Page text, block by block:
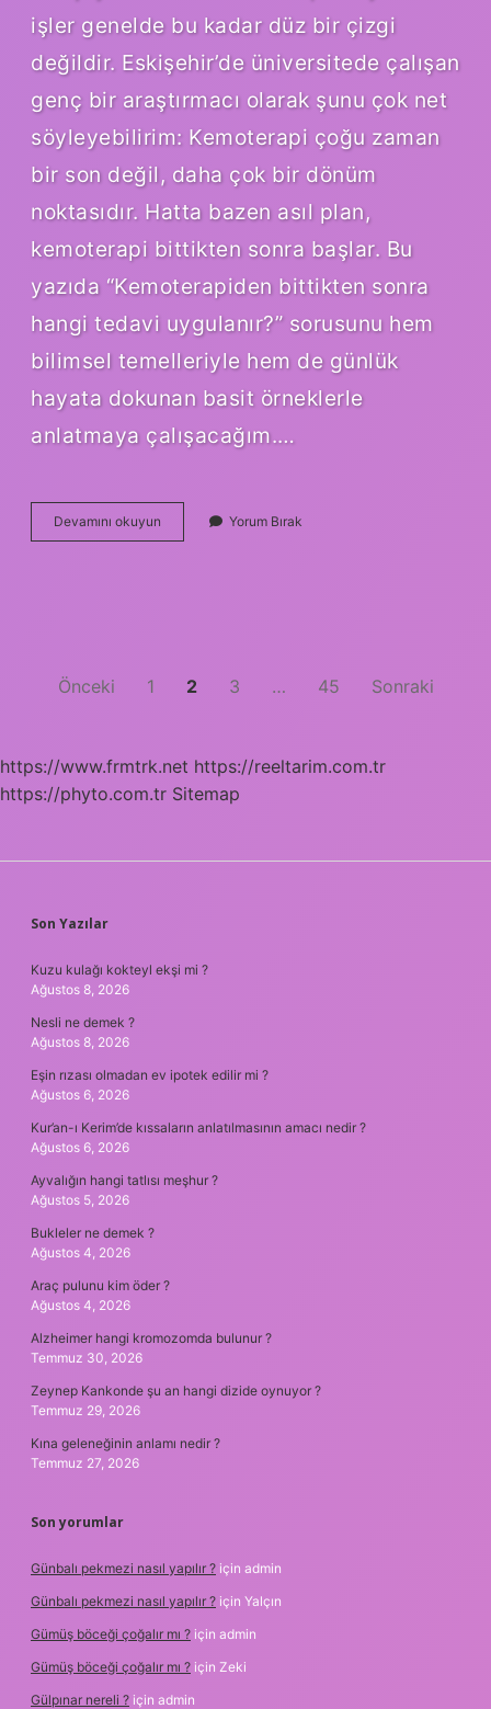
işler genelde bu kadar düz bir çizgi
değildir. Eskişehir’de üniversitede çalışan
genç bir araştırmacı olarak şunu çok net
söyleyebilirim: Kemoterapi çoğu zaman
bir son değil, daha çok bir dönüm
noktasıdır. Hatta bazen asıl plan,
kemoterapi bittikten sonra başlar. Bu
yazıda “Kemoterapiden bittikten sonra
hangi tedavi uygulanır?” sorusunu hem
bilimsel temelleriyle hem de günlük
hayata dokunan basit örneklerle
anlatmaya çalışacağım.…
Devamını okuyun Kemoterapiden
bittikten
Yorum Bırak
Yazı
Önceki 1 2 3 … 45 Sonraki
https://www.frmtrk.net https://reeltarim.com.tr
https://phyto.com.tr Sitemap
SIDEBAR
Son Yazılar
Kuzu kulağı kokteyl ekşi mi ?
Ağustos 8, 2026
Nesli ne demek ?
Ağustos 8, 2026
Eşin rızası olmadan ev ipotek edilir mi ?
Ağustos 6, 2026
Kur’an-ı Kerim’de kıssaların anlatılmasının amacı nedir ?
Ağustos 6, 2026
Ayvalığın hangi tatlısı meşhur ?
Ağustos 5, 2026
Bukleler ne demek ?
Ağustos 4, 2026
Araç pulunu kim öder ?
Ağustos 4, 2026
Alzheimer hangi kromozomda bulunur ?
Temmuz 30, 2026
Zeynep Kankonde şu an hangi dizide oynuyor ?
Temmuz 29, 2026
Kına geleneğinin anlamı nedir ?
Temmuz 27, 2026
Son yorumlar
Günbalı pekmezi nasıl yapılır ? için admin
Günbalı pekmezi nasıl yapılır ? için Yalçın
Gümüş böceği çoğalır mı ? için admin
Gümüş böceği çoğalır mı ? için Zeki
Gülpınar nereli ? için admin